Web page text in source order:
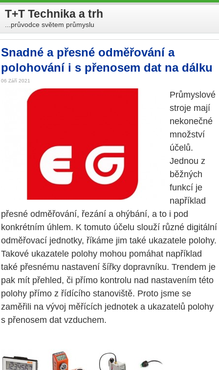
T+T Technika a trh
...průvodce světem průmyslu
Snadné a přesné odměřování a
polohování i s přenosem dat na dálku
06 Září 2021
Průmyslové
stroje mají
nekonečné
množství
účelů.
Jednou z
běžných
funkcí je
například
přesné odměřování, řezání a ohýbání, a to i pod
konkrétním úhlem. K tomuto účelu slouží různé digitální
odměřovací jednotky, říkáme jim také ukazatele polohy.
Takové ukazatele polohy mohou pomáhat například
také přesnému nastavení šířky dopravníku. Trendem je
pak mít přehled, či přímo kontrolu nad nastavením této
polohy přímo z řídícího stanoviště. Proto jsme se
zaměřili na vývoj měřících jednotek a ukazatelů polohy
s přenosem dat vzduchem.